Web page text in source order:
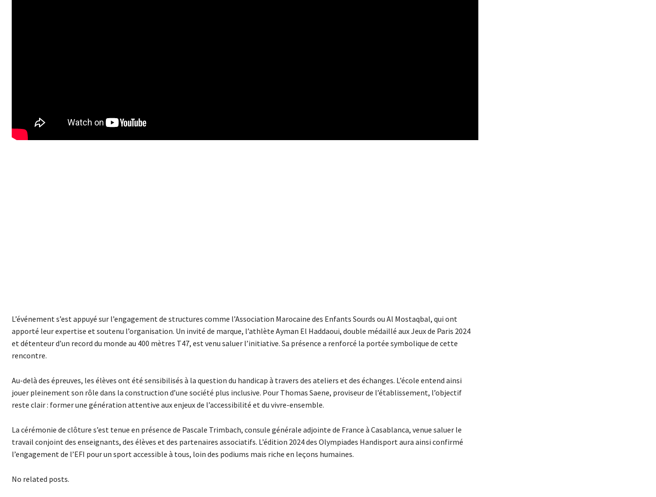
L’événement s’est appuyé sur l’engagement de structures comme l’Association Marocaine des Enfants Sourds ou Al Mostaqbal, qui ont
apporté leur expertise et soutenu l’organisation. Un invité de marque, l’athlète Ayman El Haddaoui, double médaillé aux Jeux de Paris 2024
et détenteur d’un record du monde au 400 mètres T47, est venu saluer l’initiative. Sa présence a renforcé la portée symbolique de cette
rencontre.
Au-delà des épreuves, les élèves ont été sensibilisés à la question du handicap à travers des ateliers et des échanges. L’école entend ainsi
jouer pleinement son rôle dans la construction d’une société plus inclusive. Pour Thomas Saene, proviseur de l’établissement, l’objectif
reste clair : former une génération attentive aux enjeux de l’accessibilité et du vivre-ensemble.
La cérémonie de clôture s’est tenue en présence de Pascale Trimbach, consule générale adjointe de France à Casablanca, venue saluer le
travail conjoint des enseignants, des élèves et des partenaires associatifs. L’édition 2024 des Olympiades Handisport aura ainsi confirmé
l’engagement de l’EFI pour un sport accessible à tous, loin des podiums mais riche en leçons humaines.
No related posts.